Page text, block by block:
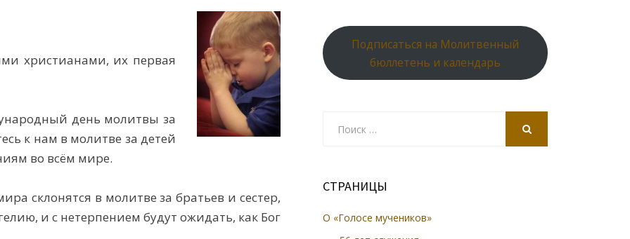
христианами, их первая
день молитвы за
к нам в молитве за детей
во всём мире.
склонятся в молитве за братьев и сестер,
и с нетерпением будут ожидать, как Бог
Подписаться на Молитвенный
бюллетень и календарь
СТРАНИЦЫ
О «Голосе мучеников»